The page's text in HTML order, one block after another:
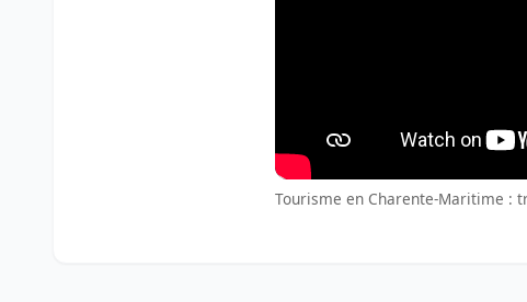
Tourisme en Charente-Maritime :